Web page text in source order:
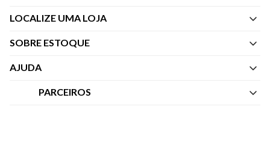
LOCALIZE UMA LOJA
SOBRE ESTOQUE
Quem Somos
AJUDA
Central de Atendimento
PARCEIROS